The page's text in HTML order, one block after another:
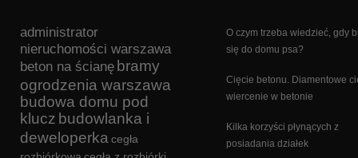
administrator
nieruchomości warszawa
beton na ścianę bramy
ogrodzenia warszawa
budowa domu pod
klucz budowlanka i
deweloperka cegła
O czym trzeba wiedzieć, gdy
się do domu psa?
Cięcie betonu. Diamentowe
wiercenie w betonie
Kilka korzyści płynących z
posiadania działek